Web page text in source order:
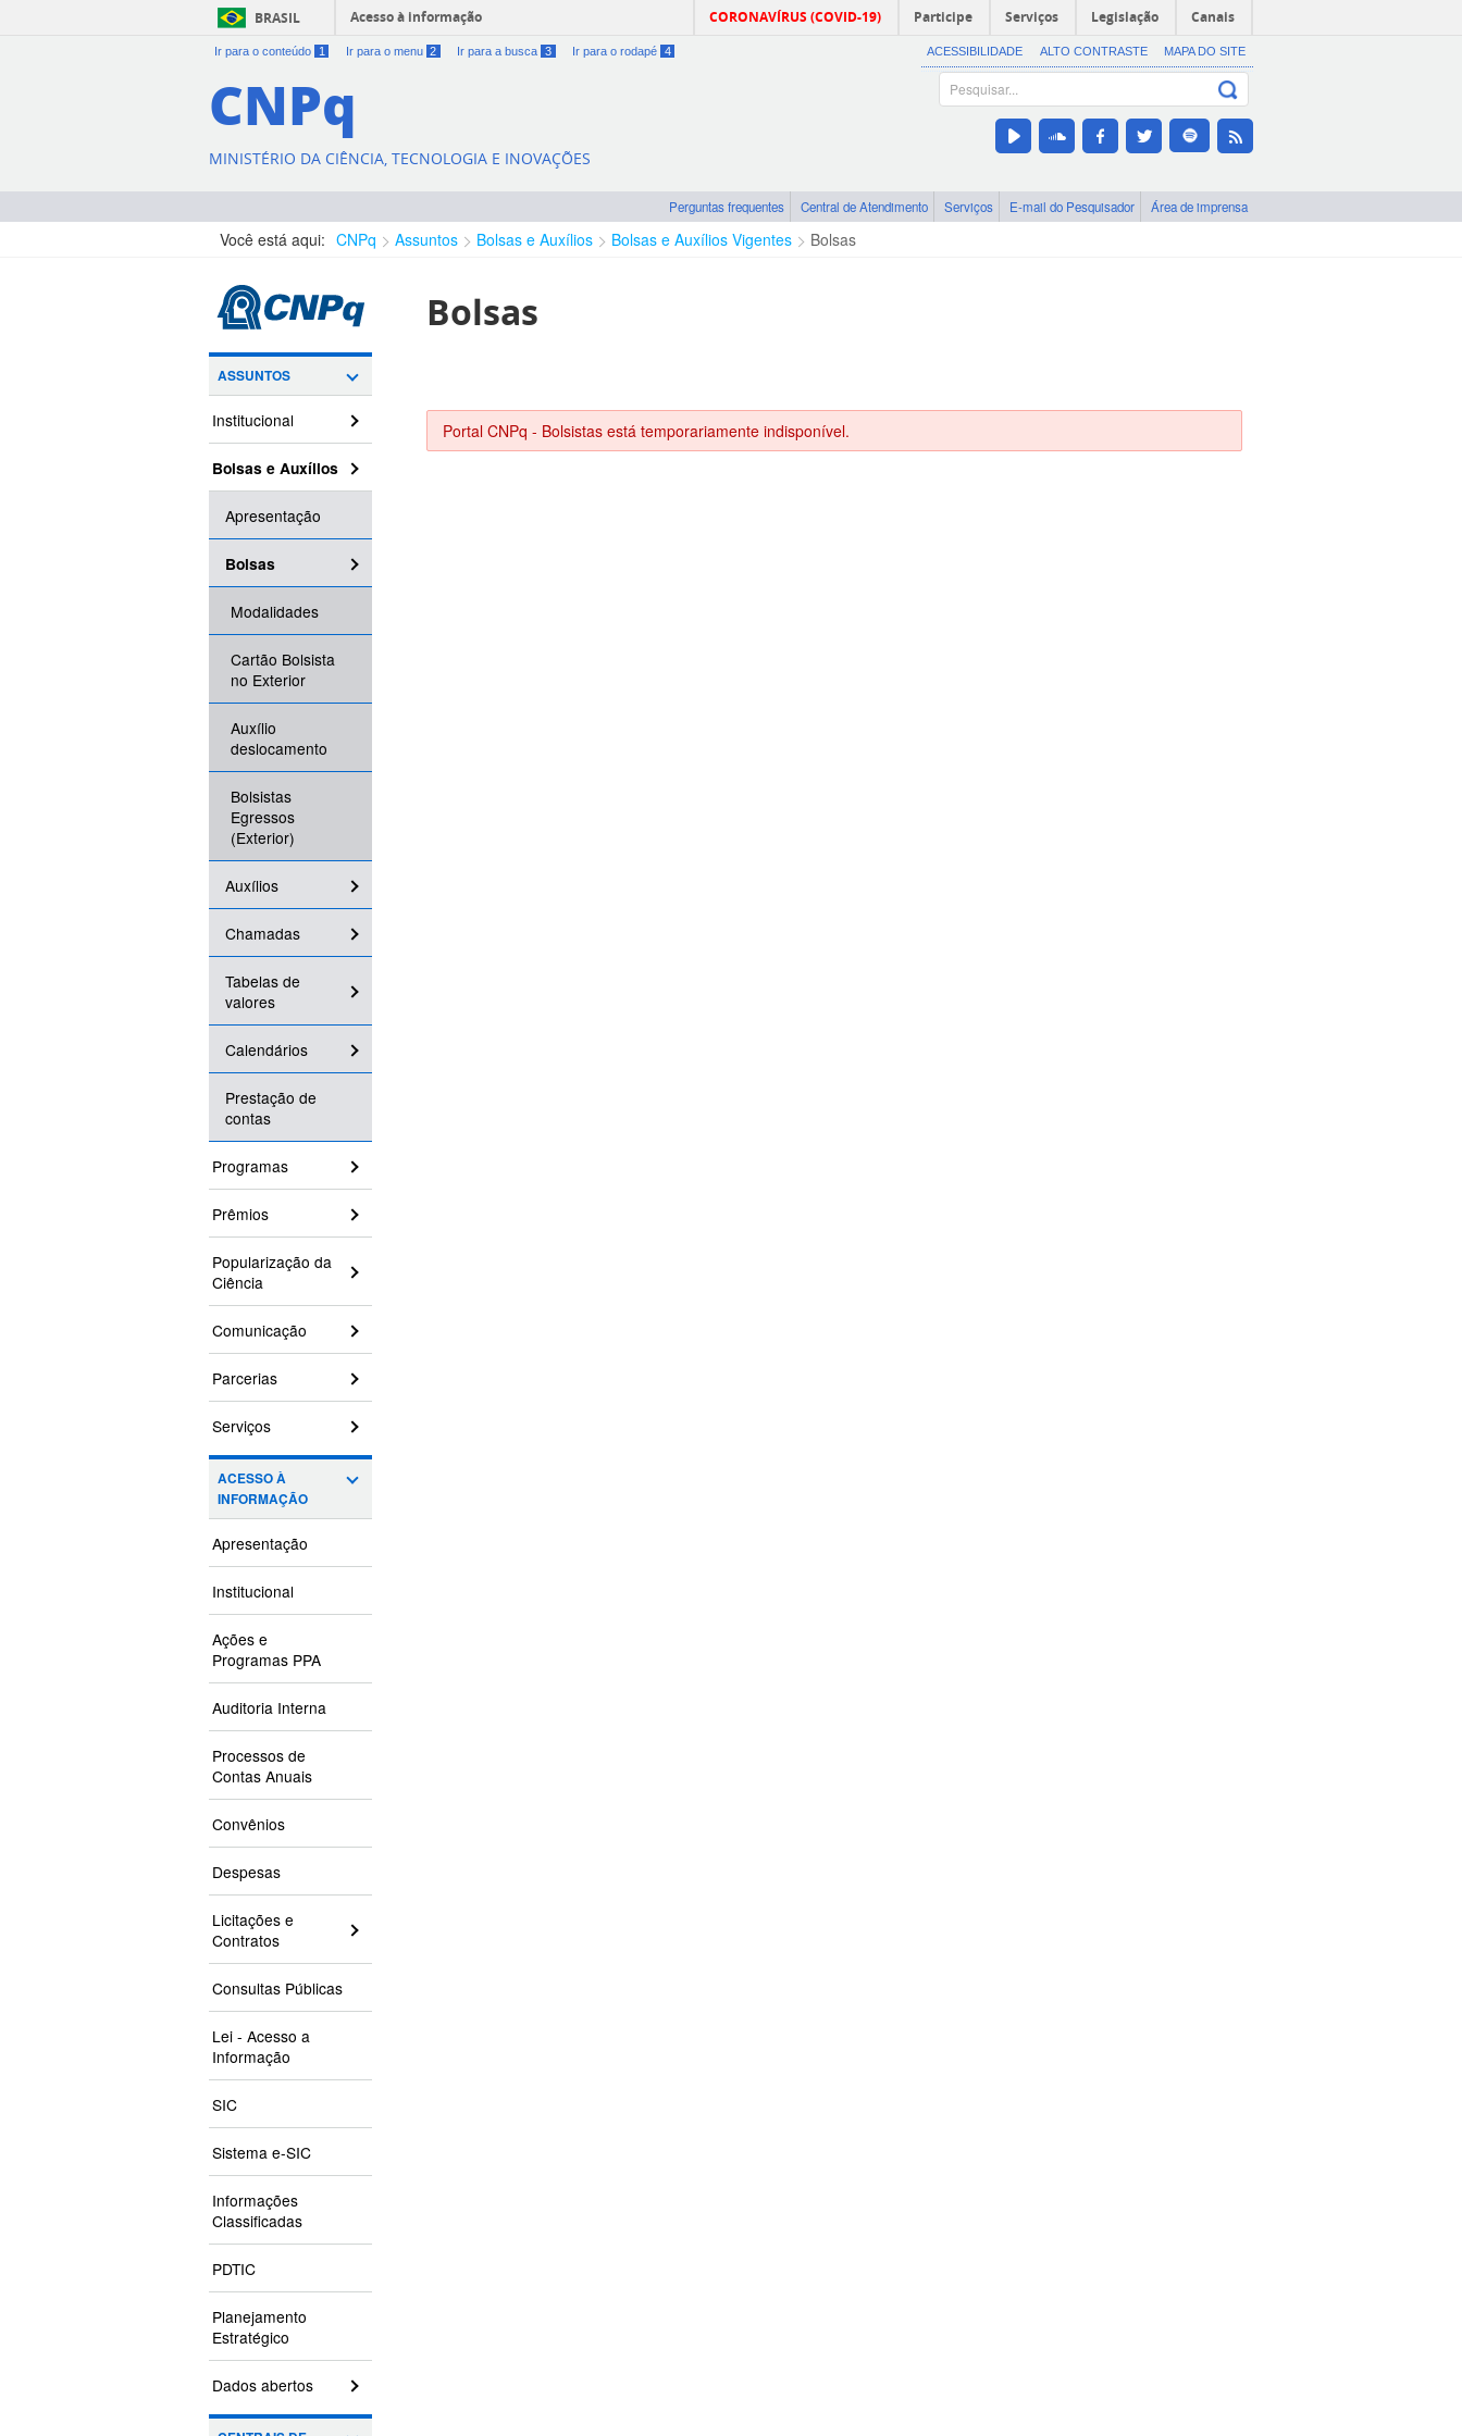
BRASIL Acesso à informação CORONAVÍRUS (COVID-19) Participe Serviços Legislação Canais
Ir para o conteúdo 1 Ir para o menu 2 Ir para a busca 3 Ir para o rodapé 4 ACESSIBILIDADE ALTO CONTRASTE MAPA DO SITE
CNPq
MINISTÉRIO DA CIÊNCIA, TECNOLOGIA E INOVAÇÕES
Perguntas frequentes Central de Atendimento Serviços E-mail do Pesquisador Área de imprensa
Você está aqui: CNPq Assuntos Bolsas e Auxílios Bolsas e Auxílios Vigentes Bolsas
ASSUNTOS
Institucional
Bolsas e Auxílios
Apresentação
Bolsas
Modalidades
Cartão Bolsista
no Exterior
Auxílio
deslocamento
Bolsistas
Egressos
(Exterior)
Auxílios
Chamadas
Tabelas de
valores
Calendários
Prestação de
contas
Programas
Prêmios
Popularização da
Ciência
Comunicação
Parcerias
Serviços
ACESSO À
INFORMAÇÃO
Apresentação
Institucional
Ações e
Programas PPA
Auditoria Interna
Processos de
Contas Anuais
Convênios
Despesas
Licitações e
Contratos
Consultas Públicas
Lei - Acesso a
Informação
SIC
Sistema e-SIC
Informações
Classificadas
PDTIC
Planejamento
Estratégico
Dados abertos
Bolsas
Portal CNPq - Bolsistas está temporariamente indisponível.